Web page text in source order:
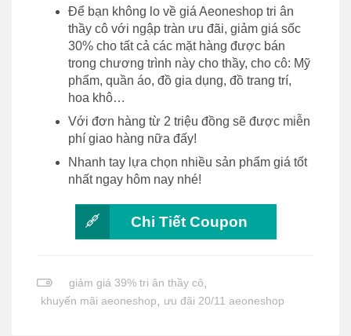
Để bạn không lo về giá Aeoneshop tri ân
thầy cô với ngập tràn ưu đãi, giảm giá sốc
30% cho tất cả các mặt hàng được bán
trong chương trình này cho thầy, cho cô: Mỹ
phẩm, quần áo, đồ gia dụng, đồ trang trí,
hoa khô…
Với đơn hàng từ 2 triệu đồng sẽ được miễn
phí giao hàng nữa đấy!
Nhanh tay lựa chọn nhiều sản phẩm giá tốt
nhất ngay hôm nay nhé!
Chi Tiết Coupon
giảm giá 39% tri ân thầy cô,
khuyến mãi aeoneshop, ưu đãi 20/11 aeoneshop